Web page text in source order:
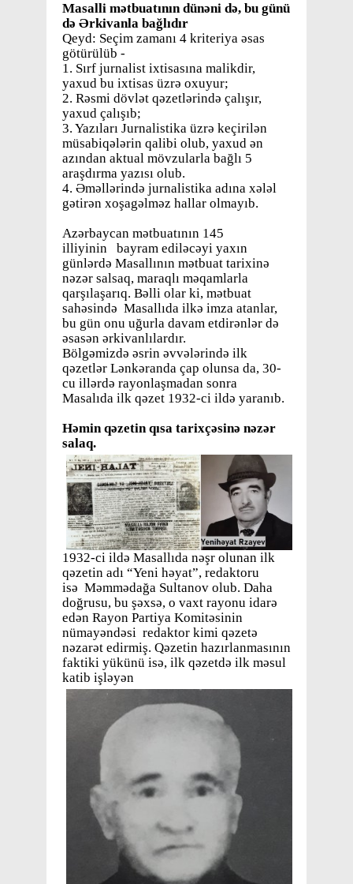
Masalli mətbuatının dünəni də, bu günü
də Ərkivanla bağlıdır
Qeyd: Seçim zamanı 4 kriteriya əsas
götürülüb -
1. Sırf jurnalist ixtisasına malikdir,
yaxud bu ixtisas üzrə oxuyur;
2. Rəsmi dövlət qəzetlərində çalışır,
yaxud çalışıb;
3. Yazıları Jurnalistika üzrə keçirilən
müsabiqələrin qalibi olub, yaxud ən
azından aktual mövzularla bağlı 5
araşdırma yazısı olub.
4. Əməllərində jurnalistika adına xələl
gətirən xoşagəlməz hallar olmayıb.
Azərbaycan mətbuatının 145
illiyinin bayram ediləcəyi yaxın
günlərdə Masallının mətbuat tarixinə
nəzər salsaq, maraqlı məqamlarla
qarşılaşarıq. Bəlli olar ki, mətbuat
sahəsində Masallıda ilkə imza atanlar,
bu gün onu uğurla davam etdirənlər də
əsasən ərkivanlılardır.
Bölgəmizdə əsrin əvvələrində ilk
qəzetlər Lənkəranda çap olunsa da, 30-
cu illərdə rayonlaşmadan sonra
Masalıda ilk qəzet 1932-ci ildə yaranıb.
Həmin qəzetin qısa tarixçəsinə nəzər
salaq.
1932-ci ildə Masallıda nəşr olunan ilk
qəzetin adı “Yeni həyat”, redaktoru
isə Məmmədağa Sultanov olub. Daha
doğrusu, bu şəxsə, o vaxt rayonu idarə
edən Rayon Partiya Komitəsinin
nümayəndəsi redaktor kimi qəzetə
nəzarət edirmiş. Qəzetin hazırlanmasının
faktiki yükünü isə, ilk qəzetdə ilk məsul
katib işləyən